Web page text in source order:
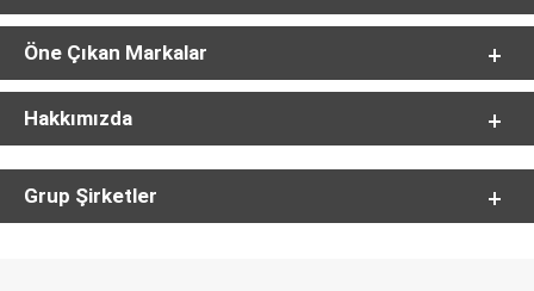
Öne Çıkan Markalar
Hakkımızda
Grup Şirketler